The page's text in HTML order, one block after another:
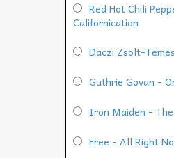
Red Hot Chili
Californication
Daczi Zsolt-
Guthrie Govan -
Iron Maiden -
Free - All Right